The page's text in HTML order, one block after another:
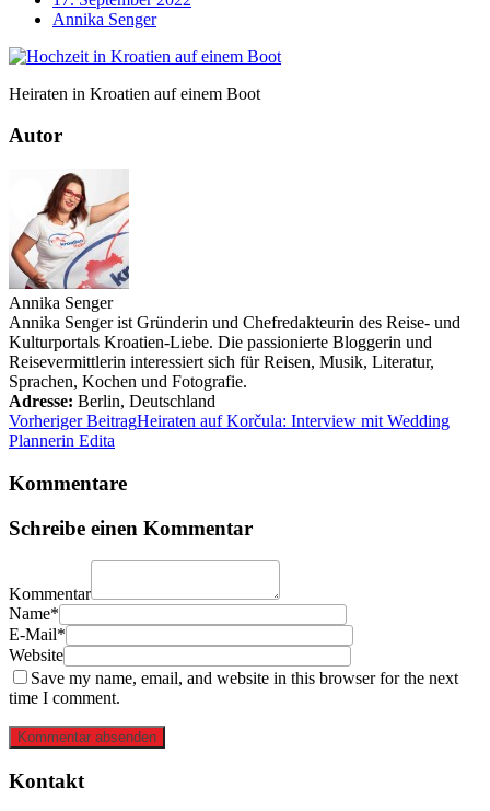
Annika Senger
Heiraten in Kroatien auf einem Boot
Autor
Annika Senger
Annika Senger ist Gründerin und Chefredakteurin des Reise- und
Kulturportals Kroatien-Liebe. Die passionierte Bloggerin und
Reisevermittlerin interessiert sich für Reisen, Musik, Literatur,
Sprachen, Kochen und Fotografie.
Adresse: Berlin, Deutschland
Vorheriger BeitragHeiraten auf Korčula: Interview mit Wedding
Plannerin Edita
Kommentare
Schreibe einen Kommentar
Kommentar
Name*
E-Mail*
Website
Save my name, email, and website in this browser for the next
time I comment.
Kommentar absenden
Kontakt